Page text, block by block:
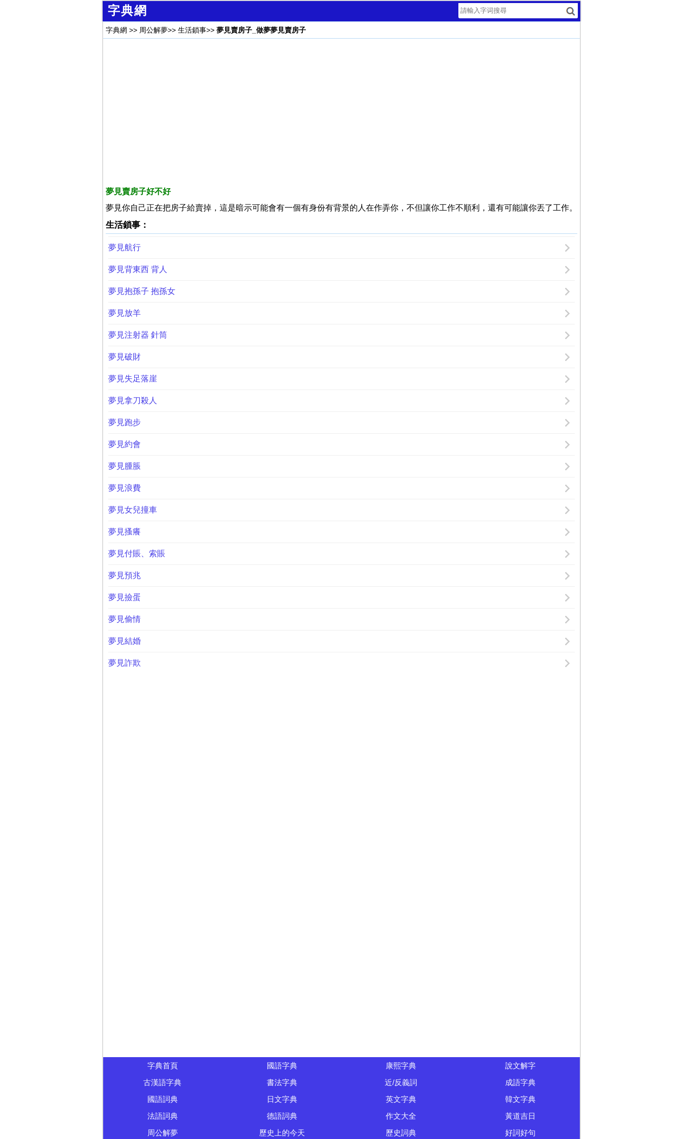
字典網
字典網 >> 周公解夢>> 生活鎖事>> 夢見賣房子_做夢夢見賣房子
夢見賣房子好不好
夢見你自己正在把房子給賣掉，這是暗示可能會有一個有身份有背景的人在作弄你，不但讓你工作不順利，還有可能讓你丟了工作。
生活鎖事：
夢見航行
夢見背東西 背人
夢見抱孫子 抱孫女
夢見放羊
夢見注射器 針筒
夢見破財
夢見失足落崖
夢見拿刀殺人
夢見跑步
夢見約會
夢見腫脹
夢見浪費
夢見女兒撞車
夢見搔癢
夢見付賬、索賬
夢見預兆
夢見撿蛋
夢見偷情
夢見結婚
夢見詐欺
字典首頁 國語字典 康熙字典
說文解字
古漢語字典
書法字典 近/反義詞
成語字典
國語詞典
日文字典 英文字典
韓文字典
法語詞典
德語詞典 作文大全
黃道吉日
周公解夢
歷史上的今天 歷史詞典 好詞好句